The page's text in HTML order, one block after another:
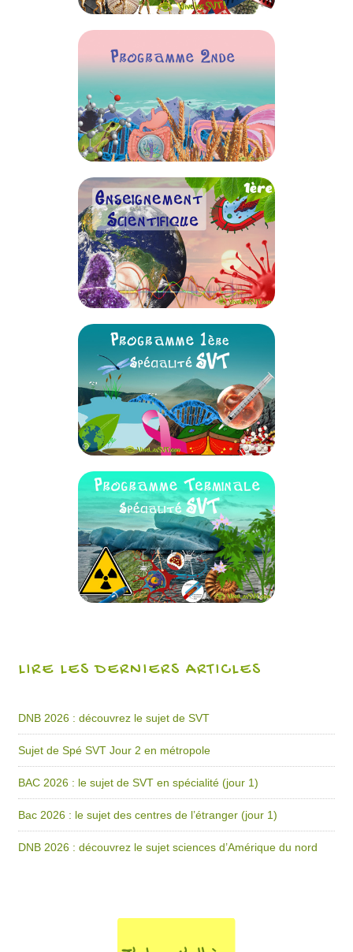
LIRE LES DERNIERS ARTICLES
DNB 2026 : découvrez le sujet de SVT
Sujet de Spé SVT Jour 2 en métropole
BAC 2026 : le sujet de SVT en spécialité (jour 1)
Bac 2026 : le sujet des centres de l’étranger (jour 1)
DNB 2026 : découvrez le sujet sciences d’Amérique du nord